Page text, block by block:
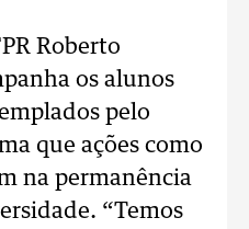
Roberto
os alunos
pelo
que ações como
na permanência
“Temos